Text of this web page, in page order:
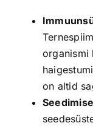
organismi
on altid